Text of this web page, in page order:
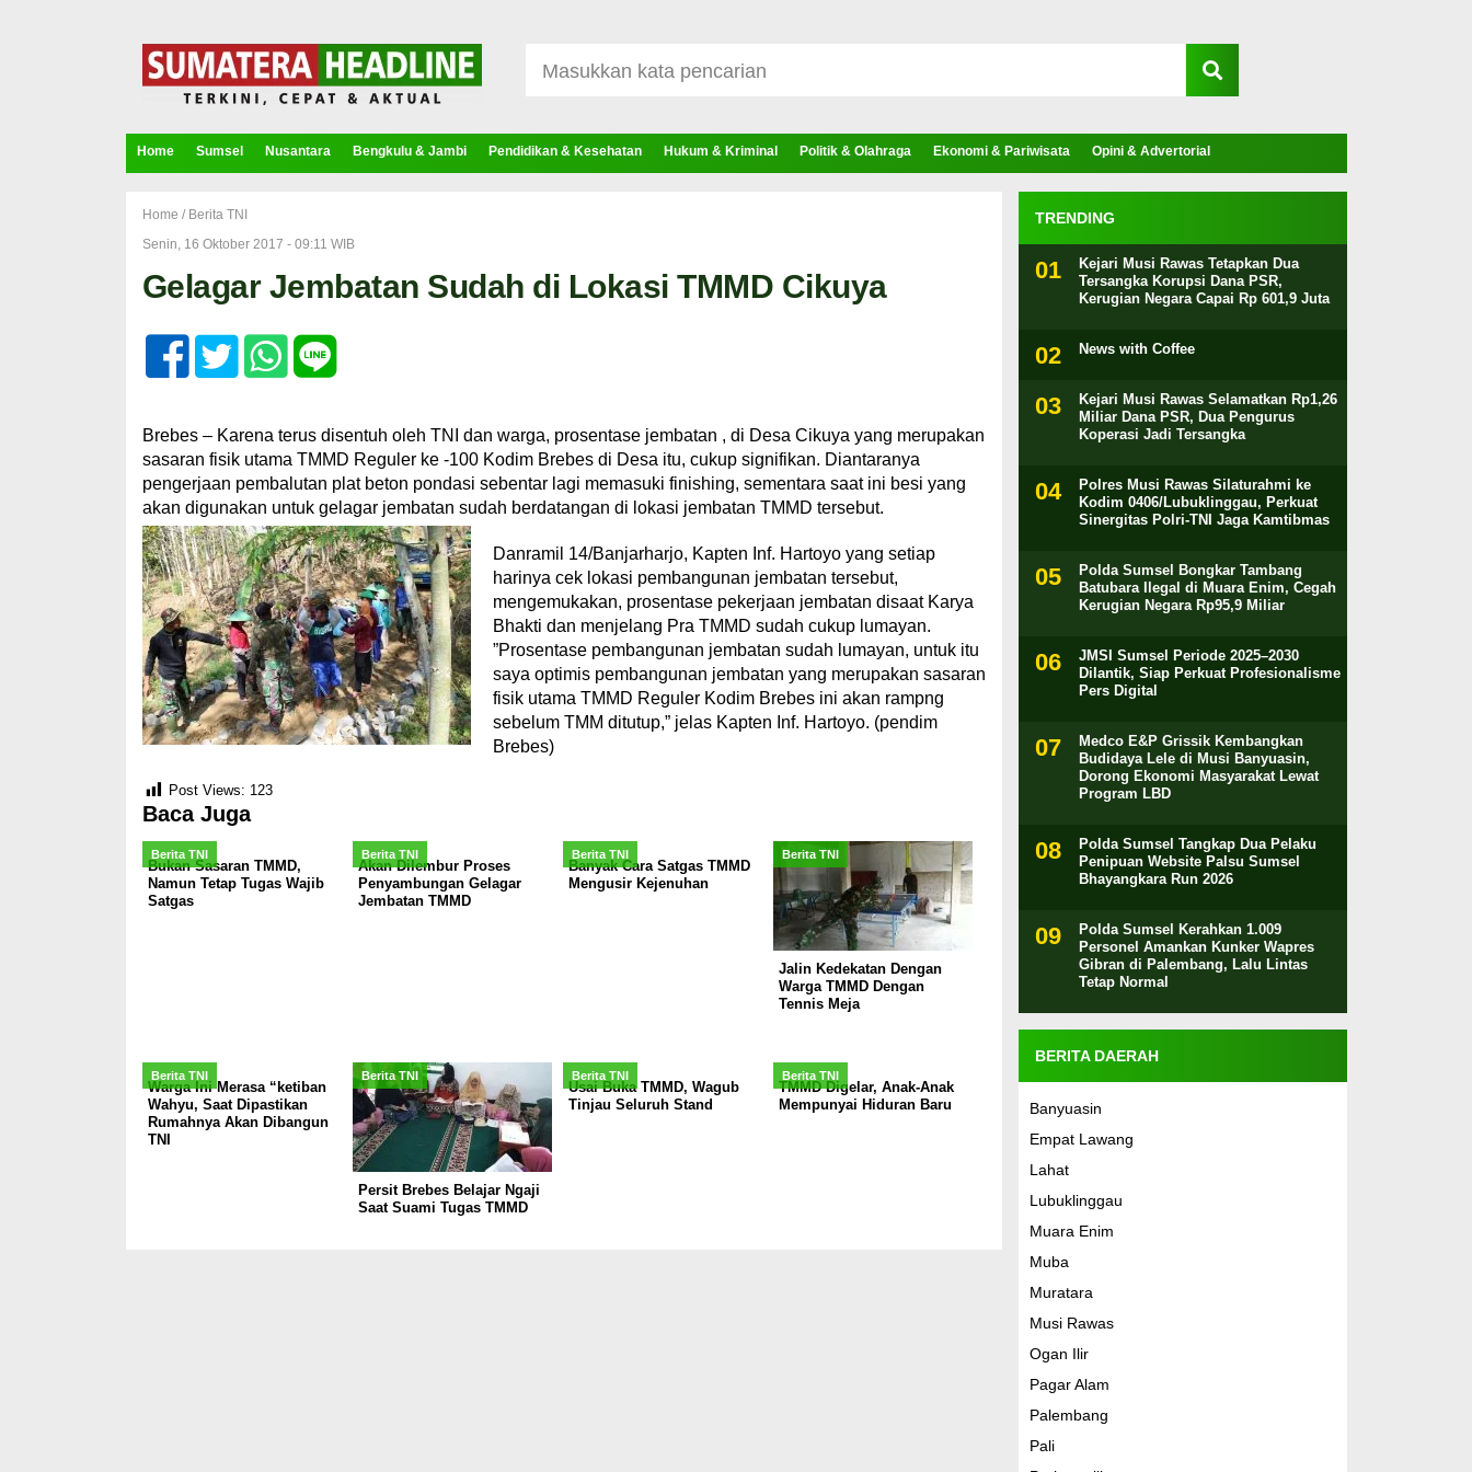
Home Sumsel Nusantara Bengkulu & Jambi Pendidikan & Kesehatan Hukum & Kriminal Politik & Olahraga Ekonomi & Pariwisata Opini & Advertorial
Home / Berita TNI
Senin, 16 Oktober 2017 - 09:11 WIB
Gelagar Jembatan Sudah di Lokasi TMMD Cikuya
Brebes – Karena terus disentuh oleh TNI dan warga, prosentase jembatan , di Desa Cikuya yang merupakan
sasaran fisik utama TMMD Reguler ke -100 Kodim Brebes di Desa itu, cukup signifikan. Diantaranya
pengerjaan pembalutan plat beton pondasi sebentar lagi memasuki finishing, sementara saat ini besi yang
akan digunakan untuk gelagar jembatan sudah berdatangan di lokasi jembatan TMMD tersebut.
Danramil 14/Banjarharjo, Kapten Inf. Hartoyo yang setiap
harinya cek lokasi pembangunan jembatan tersebut,
mengemukakan, prosentase pekerjaan jembatan disaat Karya
Bhakti dan menjelang Pra TMMD sudah cukup lumayan.
”Prosentase pembangunan jembatan sudah lumayan, untuk itu
saya optimis pembangunan jembatan yang merupakan sasaran
fisik utama TMMD Reguler Kodim Brebes ini akan rampng
sebelum TMM ditutup,” jelas Kapten Inf. Hartoyo. (pendim
Brebes)
Post Views: 123
Baca Juga
Berita TNI
Bukan Sasaran TMMD,
Namun Tetap Tugas Wajib
Satgas
Berita TNI
Akan Dilembur Proses
Penyambungan Gelagar
Jembatan TMMD
Berita TNI
Banyak Cara Satgas TMMD
Mengusir Kejenuhan
Berita TNI
Jalin Kedekatan Dengan
Warga TMMD Dengan
Tennis Meja
Berita TNI
Warga Ini Merasa “ketiban
Wahyu, Saat Dipastikan
Rumahnya Akan Dibangun
TNI
Berita TNI
Persit Brebes Belajar Ngaji
Saat Suami Tugas TMMD
Berita TNI
Usai Buka TMMD, Wagub
Tinjau Seluruh Stand
Berita TNI
TMMD Digelar, Anak-Anak
Mempunyai Hiduran Baru
TRENDING
Kejari Musi Rawas Tetapkan Dua
Tersangka Korupsi Dana PSR,
Kerugian Negara Capai Rp 601,9 Juta
News with Coffee
Kejari Musi Rawas Selamatkan Rp1,26
Miliar Dana PSR, Dua Pengurus
Koperasi Jadi Tersangka
Polres Musi Rawas Silaturahmi ke
Kodim 0406/Lubuklinggau, Perkuat
Sinergitas Polri-TNI Jaga Kamtibmas
Polda Sumsel Bongkar Tambang
Batubara Ilegal di Muara Enim, Cegah
Kerugian Negara Rp95,9 Miliar
JMSI Sumsel Periode 2025–2030
Dilantik, Siap Perkuat Profesionalisme
Pers Digital
Medco E&P Grissik Kembangkan
Budidaya Lele di Musi Banyuasin,
Dorong Ekonomi Masyarakat Lewat
Program LBD
Polda Sumsel Tangkap Dua Pelaku
Penipuan Website Palsu Sumsel
Bhayangkara Run 2026
Polda Sumsel Kerahkan 1.009
Personel Amankan Kunker Wapres
Gibran di Palembang, Lalu Lintas
Tetap Normal
BERITA DAERAH
Banyuasin
Empat Lawang
Lahat
Lubuklinggau
Muara Enim
Muba
Muratara
Musi Rawas
Ogan Ilir
Pagar Alam
Palembang
Pali